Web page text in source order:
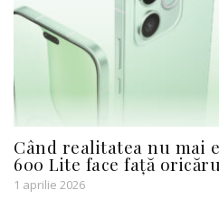
Când realitatea nu mai
600 Lite face față
1 aprilie 2026